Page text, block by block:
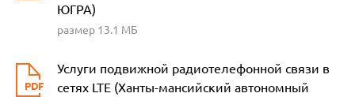
ЮГРА)
размер 13.1 МБ
Услуги подвижной радиотелефонной связи в
сетях LTE (Ханты-мансийский автономный